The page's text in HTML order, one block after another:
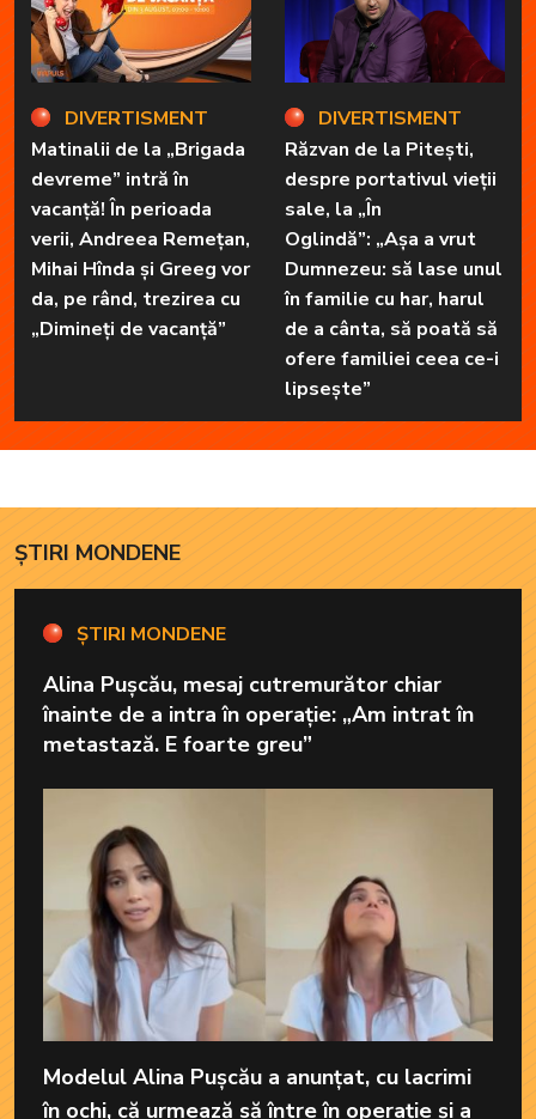
DIVERTISMENT
Matinalii de la „Brigada
devreme” intră în
vacanță! În perioada
verii, Andreea Remețan,
Mihai Hînda și Greeg vor
da, pe rând, trezirea cu
„Dimineți de vacanță”
DIVERTISMENT
Răzvan de la Pitești,
despre portativul vieții
sale, la „În
Oglindă”: „Așa a vrut
Dumnezeu: să lase unul
în familie cu har, harul
de a cânta, să poată să
ofere familiei ceea ce-i
lipsește”
ȘTIRI MONDENE
ȘTIRI MONDENE
Alina Pușcău, mesaj cutremurător chiar
înainte de a intra în operație: „Am intrat în
metastază. E foarte greu”
Modelul Alina Pușcău a anunțat, cu lacrimi
în ochi, că urmează să între în operație și a